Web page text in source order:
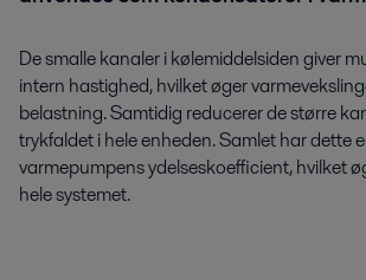
De smalle kanaler i kølemiddelsiden giver
intern hastighed, hvilket øger
belastning. Samtidig reducerer de større
trykfaldet i hele enheden. Samlet har dette
varmepumpens ydelseskoefficient, hvilket
hele systemet.